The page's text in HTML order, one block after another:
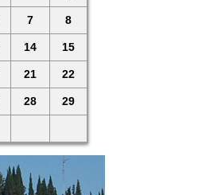
7 8
14 15
21 22
28 29